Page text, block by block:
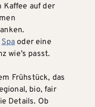
Kaffee auf der
Spa oder eine
wie’s passt.
Frühstück, das
bio, fair
Details. Ob